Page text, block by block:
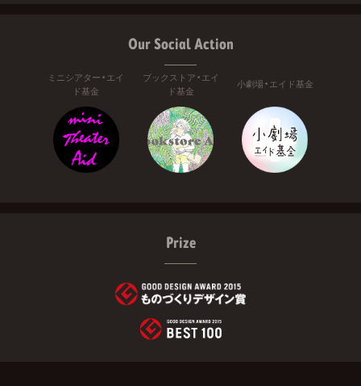
Our Social Action
ミニシアター・エイ
ド基金
ブックストア・エイ
ド基金
小劇場・エイド基金
Prize